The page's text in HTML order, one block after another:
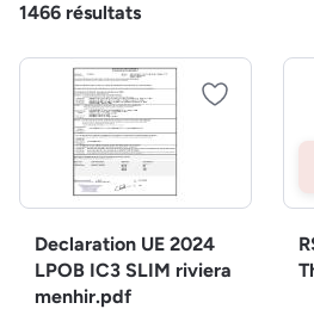
1466 résultats
Declaration UE 2024
LPOB IC3 SLIM riviera
menhir.pdf